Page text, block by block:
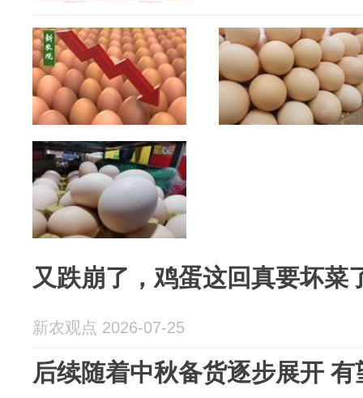
又跌崩了，鸡蛋这回真要坏菜
新农观点 2026-07-25
后续随着中秋备货逐步展开